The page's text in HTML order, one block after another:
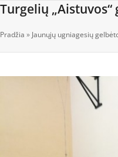
Skip
content
Turgelių „Aistuvos“
Open
mobile
Close
mobile
Pradžia » Jaunųjų ugniagesių